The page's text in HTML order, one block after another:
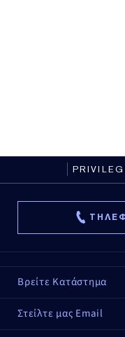
Βρείτε Κατάστημα
Στείλτε μας Email